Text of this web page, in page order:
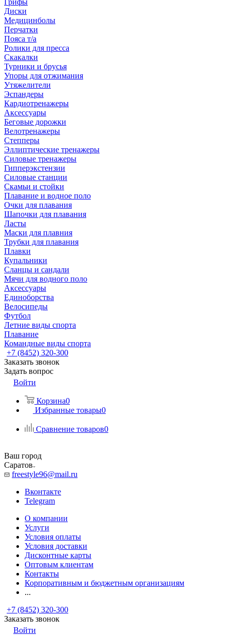
Грифы
Диски
Медицинболы
Перчатки
Пояса т/а
Ролики для пресса
Скакалки
Турники и брусья
Упоры для отжимания
Утяжелители
Эспандеры
Кардиотренажеры
Аксессуары
Беговые дорожки
Велотренажеры
Степперы
Эллиптические тренажеры
Силовые тренажеры
Гипперэкстензии
Силовые станции
Скамьи и стойки
Плавание и водное поло
Очки для плавания
Шапочки для плавания
Ласты
Маски для плавния
Трубки для плавания
Плавки
Купальники
Сланцы и сандали
Мячи для водного поло
Аксессуары
Единоборства
Велосипеды
Футбол
Летние виды спорта
Плавание
Командные виды спорта
+7 (8452) 320-300
Заказать звонок
Задать вопрос
Войти
Корзина0
Избранные товары0
Сравнение товаров0
Ваш город
Саратов
freestyle96@mail.ru
Вконтакте
Telegram
О компании
Услуги
Условия оплаты
Условия доставки
Дисконтные карты
Оптовым клиентам
Контакты
Корпоративным и бюджетным организациям
...
+7 (8452) 320-300
Заказать звонок
Войти